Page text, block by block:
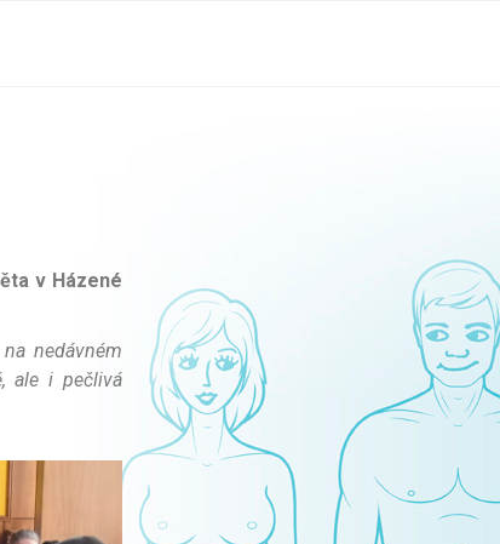
v Házené
nedávném
ale i pečlivá